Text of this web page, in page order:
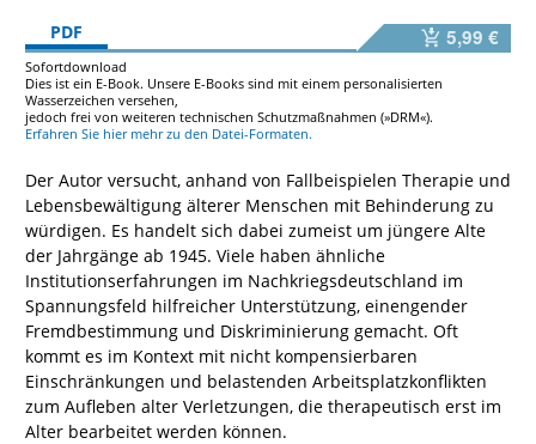
PDF
5,99 €
Sofortdownload
Dies ist ein E-Book. Unsere E-Books sind mit einem personalisierten
Wasserzeichen versehen,
jedoch frei von weiteren technischen Schutzmaßnahmen (»DRM«).
Erfahren Sie hier mehr zu den Datei-Formaten.
Der Autor versucht, anhand von Fallbeispielen Therapie und
Lebensbewältigung älterer Menschen mit Behinderung zu
würdigen. Es handelt sich dabei zumeist um jüngere Alte
der Jahrgänge ab 1945. Viele haben ähnliche
Institutionserfahrungen im Nachkriegsdeutschland im
Spannungsfeld hilfreicher Unterstützung, einengender
Fremdbestimmung und Diskriminierung gemacht. Oft
kommt es im Kontext mit nicht kompensierbaren
Einschränkungen und belastenden Arbeitsplatzkonflikten
zum Aufleben alter Verletzungen, die therapeutisch erst im
Alter bearbeitet werden können.